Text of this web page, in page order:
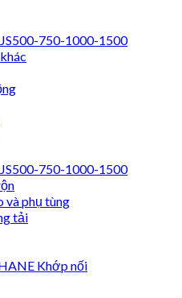
750-1000-1500
750-1000-1500
và phụ tùng
tải
Khớp nối